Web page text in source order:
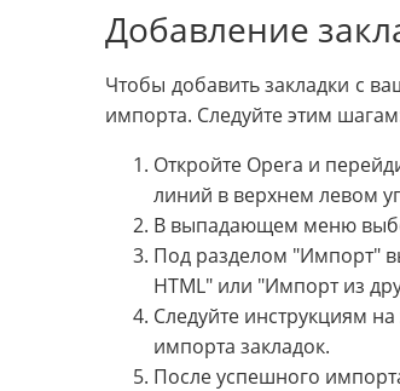
Добавление
Чтобы добавить закладки с
импорта. Следуйте этим
Откройте Opera и
линий в верхнем левом
В выпадающем меню
Под разделом "Импорт"
HTML" или "Импорт из
Следуйте инструкциям
импорта закладок.
После успешного